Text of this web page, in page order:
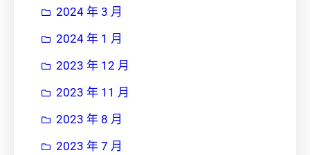
2024 年 3 月
2024 年 1 月
2023 年 12 月
2023 年 11 月
2023 年 8 月
2023 年 7 月